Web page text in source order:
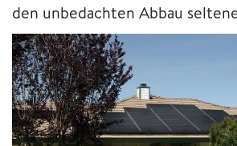
den unbedachten Abbau